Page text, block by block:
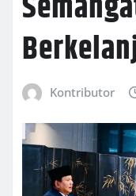
Kontributor